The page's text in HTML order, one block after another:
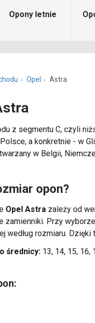
Opony letnie
Opel Astra
z segmentu C, czyli
a konkretnie - w
w Belgii,
opon?
Opel Astra zależy od
zamienniki. Przy
według rozmiaru.
średnicy: 13, 14, 15, 16,